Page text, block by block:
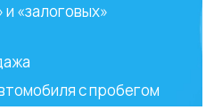
«залоговых»
с пробегом